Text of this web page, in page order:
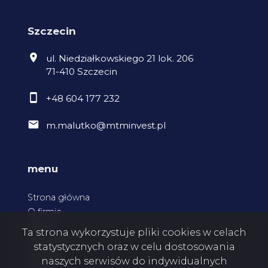
Szczecin
ul. Niedziałkowskiego 21 lok. 206
71-410 Szczecin
+48 604 177 232
m.malutko@mtminvest.pl
menu
Strona główna
O firmie
Kontakt
Ta strona wykorzystuje pliki cookies w celach
statystycznych oraz w celu dostosowania
naszych serwisów do indywidualnych